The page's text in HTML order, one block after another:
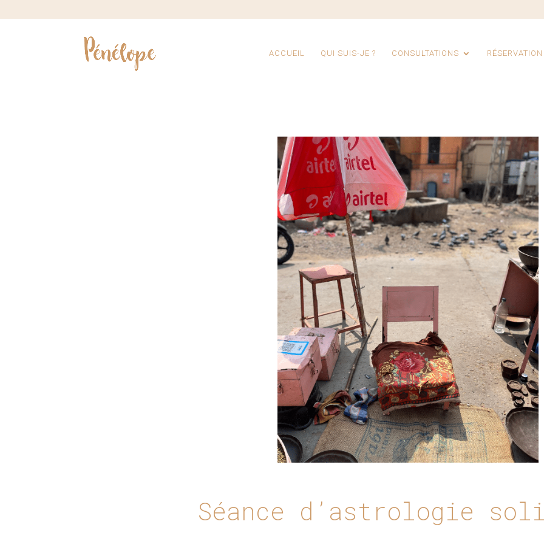
ACCUEIL QUI SUIS-JE ? CONSULTATIONS RÉSERVATION
Séance d’astrologie